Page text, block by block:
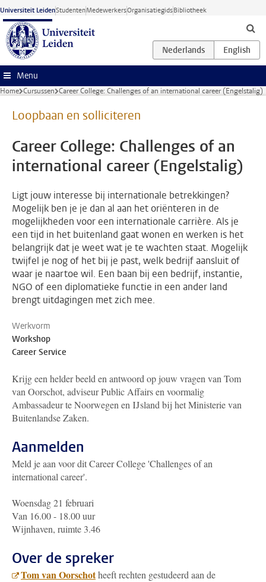
Ga naar hoofdinhoud
Universiteit LeidenStudentenMedewerkersOrganisatiegidsBibliotheek
Menu
Home Cursussen Career College: Challenges of an international career (Engelstalig)
Loopbaan en solliciteren
Career College: Challenges of an
international career (Engelstalig)
Ligt jouw interesse bij internationale betrekkingen?
Mogelijk ben je je dan al aan het oriënteren in de
mogelijkheden voor een internationale carrière. Als je
een tijd in het buitenland gaat wonen en werken is het
belangrijk dat je weet wat je te wachten staat. Mogelijk
twijfel je nog of het bij je past, welk bedrijf aansluit of
waar je naartoe wil. Een baan bij een bedrijf, instantie,
NGO of een diplomatieke functie in een ander land
brengt uitdagingen met zich mee.
Werkvorm
Workshop
Career Service
Krijg een helder beeld en antwoord op jouw vragen van Tom
van Oorschot, adviseur Public Affairs en voormalig
Ambassadeur te Noorwegen en IJsland bij het Ministerie van
Buitenlandse Zaken.
Aanmelden
Meld je aan voor dit Career College 'Challenges of an
international career'.
Woensdag 21 februari
Van 16.00 - 18.00 uur
Wijnhaven, ruimte 3.46
Over de spreker
Tom van Oorschotheeft rechten gestudeerd aan de